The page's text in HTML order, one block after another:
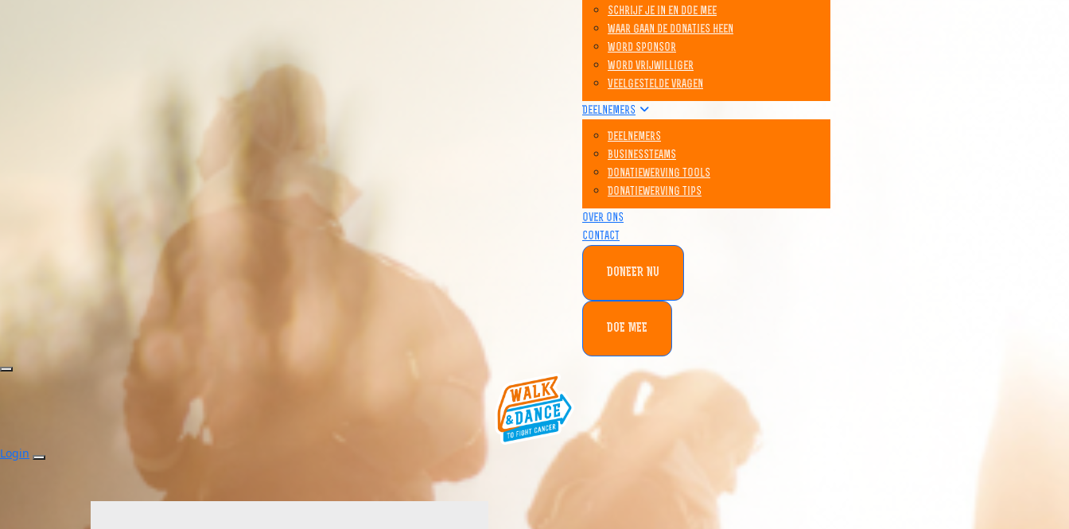
Schrijf je in en doe mee
Waar gaan de donaties heen
Word sponsor
Word vrijwilliger
Veelgestelde vragen
Deelnemers
Deelnemers
Businessteams
Donatiewerving tools
Donatiewerving tips
Over ons
Contact
DONEER NU
DOE MEE
Login